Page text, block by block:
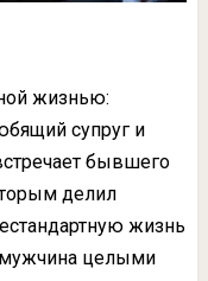
жизнью:
супруг и
бывшего
делил
жизнь
мужчина целыми